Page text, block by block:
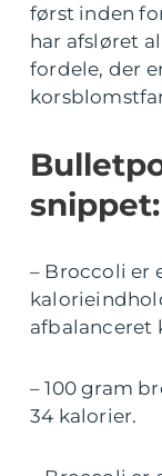
først inden
har afsløret
fordele, der
snippet:
– Broccoli er
afbalanceret
– 100 gram
34 kalorier.